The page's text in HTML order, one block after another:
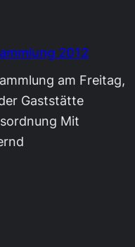
2012
am Freitag,
Gaststätte
Mit